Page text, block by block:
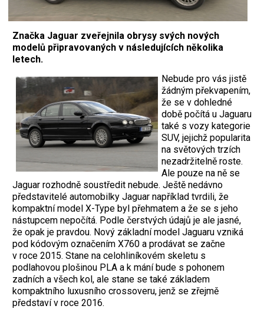
Značka Jaguar zveřejnila obrysy svých nových
modelů připravovaných v následujících několika
letech.
Nebude pro vás jistě
žádným překvapením,
že se v dohledné
době počítá u Jaguaru
také s vozy kategorie
SUV, jejichž popularita
na světových trzích
nezadržitelně roste.
Ale pouze na ně se
Jaguar rozhodně soustředit nebude. Ještě nedávno
představitelé automobilky Jaguar například tvrdili, že
kompaktní model X-Type byl přehmatem a že se s jeho
nástupcem nepočítá. Podle čerstvých údajů je ale jasné,
že opak je pravdou. Nový základní model Jaguaru vzniká
pod kódovým označením X760 a prodávat se začne
v roce 2015. Stane na celohliníkovém skeletu s
podlahovou plošinou PLA a k mání bude s pohonem
zadních a všech kol, ale stane se také základem
kompaktního luxusního crossoveru, jenž se zřejmě
představí v roce 2016.